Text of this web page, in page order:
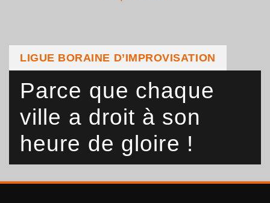
LIGUE BORAINE D’IMPROVISATION
Parce que chaque
ville a droit à son
heure de gloire !